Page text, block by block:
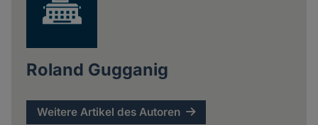
Roland Gugganig
Weitere Artikel des Autoren